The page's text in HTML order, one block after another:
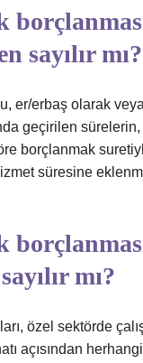
sayılır mı?
er/erbaş olarak
geçirilen sürelerin,
borçlanmak
süresine
mı?
özel sektörde
açısından